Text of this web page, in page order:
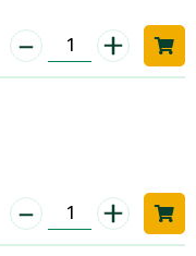
- +
- +